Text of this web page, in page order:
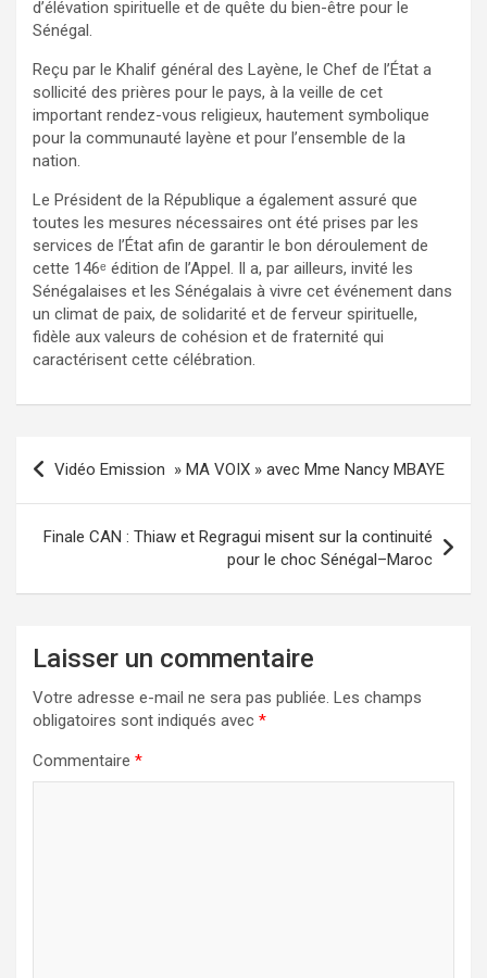
d’élévation spirituelle et de quête du bien-être pour le
Sénégal.
Reçu par le Khalif général des Layène, le Chef de l’État a
sollicité des prières pour le pays, à la veille de cet
important rendez-vous religieux, hautement symbolique
pour la communauté layène et pour l’ensemble de la
nation.
Le Président de la République a également assuré que
toutes les mesures nécessaires ont été prises par les
services de l’État afin de garantir le bon déroulement de
cette 146ᵉ édition de l’Appel. Il a, par ailleurs, invité les
Sénégalaises et les Sénégalais à vivre cet événement dans
un climat de paix, de solidarité et de ferveur spirituelle,
fidèle aux valeurs de cohésion et de fraternité qui
caractérisent cette célébration.
Vidéo Emission » MA VOIX » avec Mme Nancy MBAYE
Finale CAN : Thiaw et Regragui misent sur la continuité
pour le choc Sénégal–Maroc
Laisser un commentaire
Votre adresse e-mail ne sera pas publiée. Les champs
obligatoires sont indiqués avec *
Commentaire *